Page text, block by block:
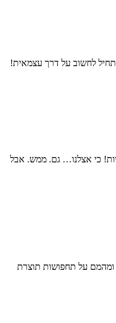
לחשוב על דרך עצמאית!
כי אצלנו… גם. ממש. אבל
ומהמם על תחפושות תוצרת